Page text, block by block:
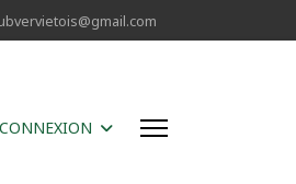
CONNEXION